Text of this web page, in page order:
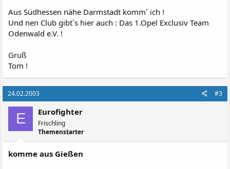
Aus Südhessen nähe Darmstadt komm´ ich !
Und nen Club gibt´s hier auch : Das 1.Opel Exclusiv Team
Odenwald e.V. !
Gruß
Tom !
24.02.2003 #3
E Eurofighter
Frischling
Themenstarter
komme aus Gießen